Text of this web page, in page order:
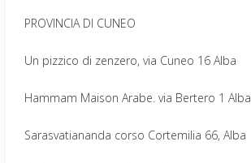
PROVINCIA DI CUNEO
Un pizzico di zenzero, via Cuneo 16 Alba
Hammam Maison Arabe. via Bertero 1 Alba
Sarasvatiananda corso Cortemilia 66, Alba